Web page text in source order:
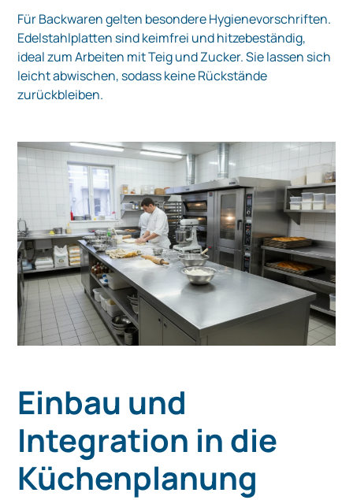
Für Backwaren gelten besondere Hygienevorschriften.
Edelstahlplatten sind keimfrei und hitzebeständig,
ideal zum Arbeiten mit Teig und Zucker. Sie lassen sich
leicht abwischen, sodass keine Rückstände
zurückbleiben.
Einbau und
Integration in die
Küchenplanung